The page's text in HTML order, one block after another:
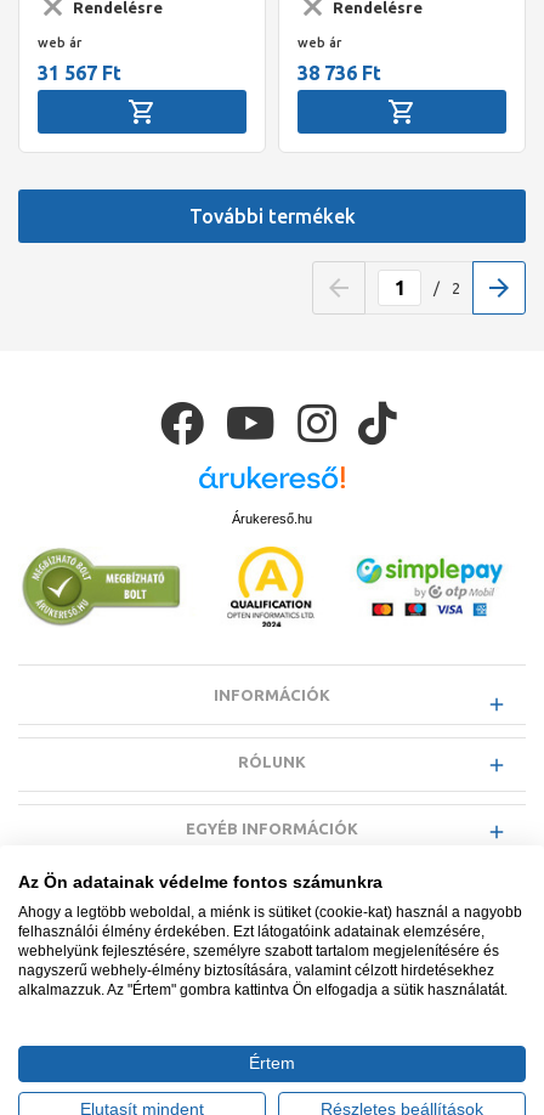
Rendelésre
web ár
31 567 Ft
Rendelésre
web ár
38 736 Ft
További termékek
/ 2
Árukereső.hu
INFORMÁCIÓK
RÓLUNK
EGYÉB INFORMÁCIÓK
87052/2015.
Ügyfélszolgálat: +36 1 700 3500
Tervezte és készítette:
Vision-Software, az Octopus 8 ERP
Az Ön adatainak védelme fontos számunkra
Ahogy a legtöbb weboldal, a miénk is sütiket (cookie-kat) használ a nagyobb
felhasználói élmény érdekében. Ezt látogatóink adatainak elemzésére,
webhelyünk fejlesztésére, személyre szabott tartalom megjelenítésére és
nagyszerű webhely-élmény biztosítására, valamint célzott hirdetésekhez
alkalmazzuk. Az "Értem" gombra kattintva Ön elfogadja a sütik használatát.
Értem
Elutasít mindent Részletes beállítások